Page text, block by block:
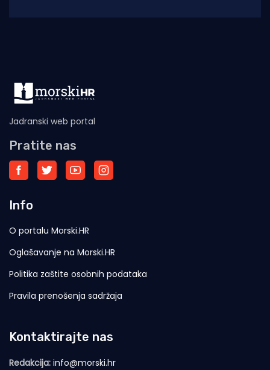
Jadranski web portal
Pratite nas
Info
O portalu Morski.HR
Oglašavanje na Morski.HR
Politika zaštite osobnih podataka
Pravila prenošenja sadržaja
Kontaktirajte nas
Redakcija: info@morski.hr